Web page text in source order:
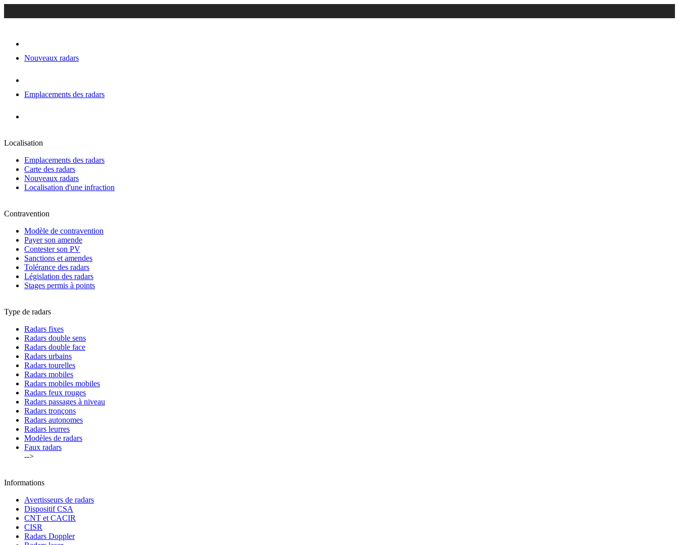
Nouveaux radars
Emplacements des radars
Localisation
Emplacements des radars
Carte des radars
Nouveaux radars
Localisation d'une infraction
Contravention
Modèle de contravention
Payer son amende
Contester son PV
Sanctions et amendes
Tolérance des radars
Législation des radars
Stages permis à points
Type de radars
Radars fixes
Radars double sens
Radars double face
Radars urbains
Radars tourelles
Radars mobiles
Radars mobiles mobiles
Radars feux rouges
Radars passages à niveau
Radars tronçons
Radars autonomes
Radars leurres
Modèles de radars
Faux radars
-->
Informations
Avertisseurs de radars
Dispositif CSA
CNT et CACIR
CISR
Radars Doppler